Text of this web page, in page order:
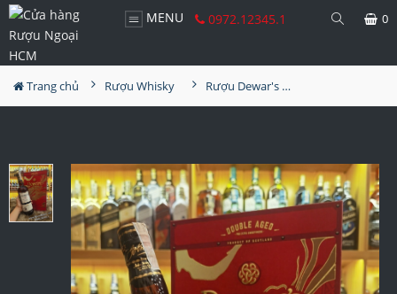
MENU 0972.12345.1 0
Trang chủ Rượu Whisky Rượu Dewar's 12YO Hộp Quà